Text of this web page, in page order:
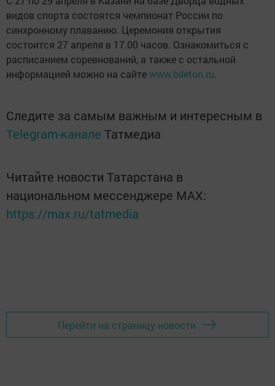
видов спорта состоятся чемпионат России по
синхронному плаванию. Церемония открытия
состоится 27 апреля в 17.00 часов. Ознакомиться с
расписанием соревнований, а также с остальной
информацией можно на сайтеwww.bileton.ru.
Следите за самым важным и интересным в
Telegram-канале Татмедиа
Читайте новости Татарстана в
национальном мессенджере MАХ:
https://max.ru/tatmedia
Перейти на страницу новости